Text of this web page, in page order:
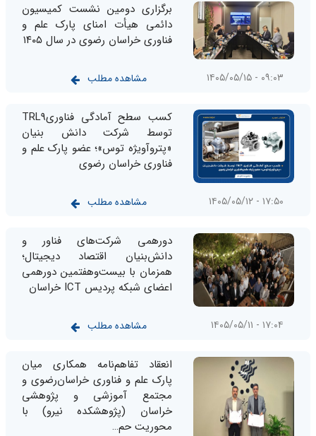
برگزاری دومین نشست کمیسیون
دائمی هیأت امنای پارک علم و
فناوری خراسان رضوی در سال ۱۴۰۵
۰۹:۰۳ - ۱۴۰۵/۰۵/۱۵ مشاهده مطلب
کسب سطح آمادگی فناوریTRL9
توسط شرکت دانش بنیان
«پتروآویژه‌‌ توس»؛ عضو پارک علم و
فناوری خراسان رضوی
۱۷:۵۰ - ۱۴۰۵/۰۵/۱۲ مشاهده مطلب
دورهمی شرکت‌های فناور و
دانش‌بنیان اقتصاد دیجیتال؛
همزمان با بیست‌وهفتمین دورهمی
اعضای شبکه پردیس ICT خراسان
۱۷:۰۴ - ۱۴۰۵/۰۵/۱۱ مشاهده مطلب
انعقاد تفاهم‌نامه همکاری میان
پارک علم و فناوری خراسان‌رضوی و
مجتمع آموزشی و پژوهشی
خراسان (پژوهشکده نیرو) با
محوریت حم…